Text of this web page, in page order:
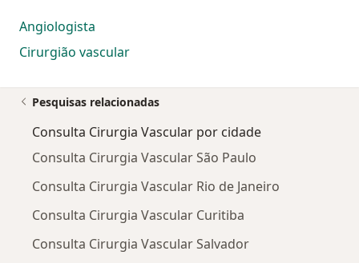
Angiologista
Cirurgião vascular
Pesquisas relacionadas
Consulta Cirurgia Vascular por cidade
Consulta Cirurgia Vascular São Paulo
Consulta Cirurgia Vascular Rio de Janeiro
Consulta Cirurgia Vascular Curitiba
Consulta Cirurgia Vascular Salvador